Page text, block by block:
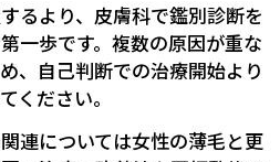
るより、皮膚科で鑑別診断を
一歩です。複数の原因が重な
、自己判断での治療開始より
ください。
連については女性の薄毛と更